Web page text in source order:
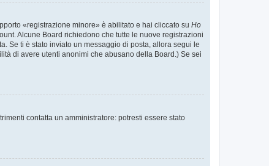
«registrazione minore» è abilitato e hai cliccato su Ho
Alcune Board richiedono che tutte le nuove registrazioni
Se ti è stato inviato un messaggio di posta, allora segui le
di avere utenti anonimi che abusano della Board.) Se sei
contatta un amministratore: potresti essere stato